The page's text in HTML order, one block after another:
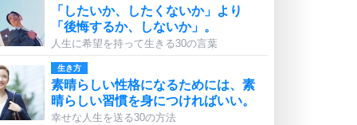
「したいか、したくないか」より
「後悔するか、しないか」。
人生に希望を持って生きる30の言葉
生き方
素晴らしい性格になるためには、素
晴らしい習慣を身につければいい。
幸せな人生を送る30の方法